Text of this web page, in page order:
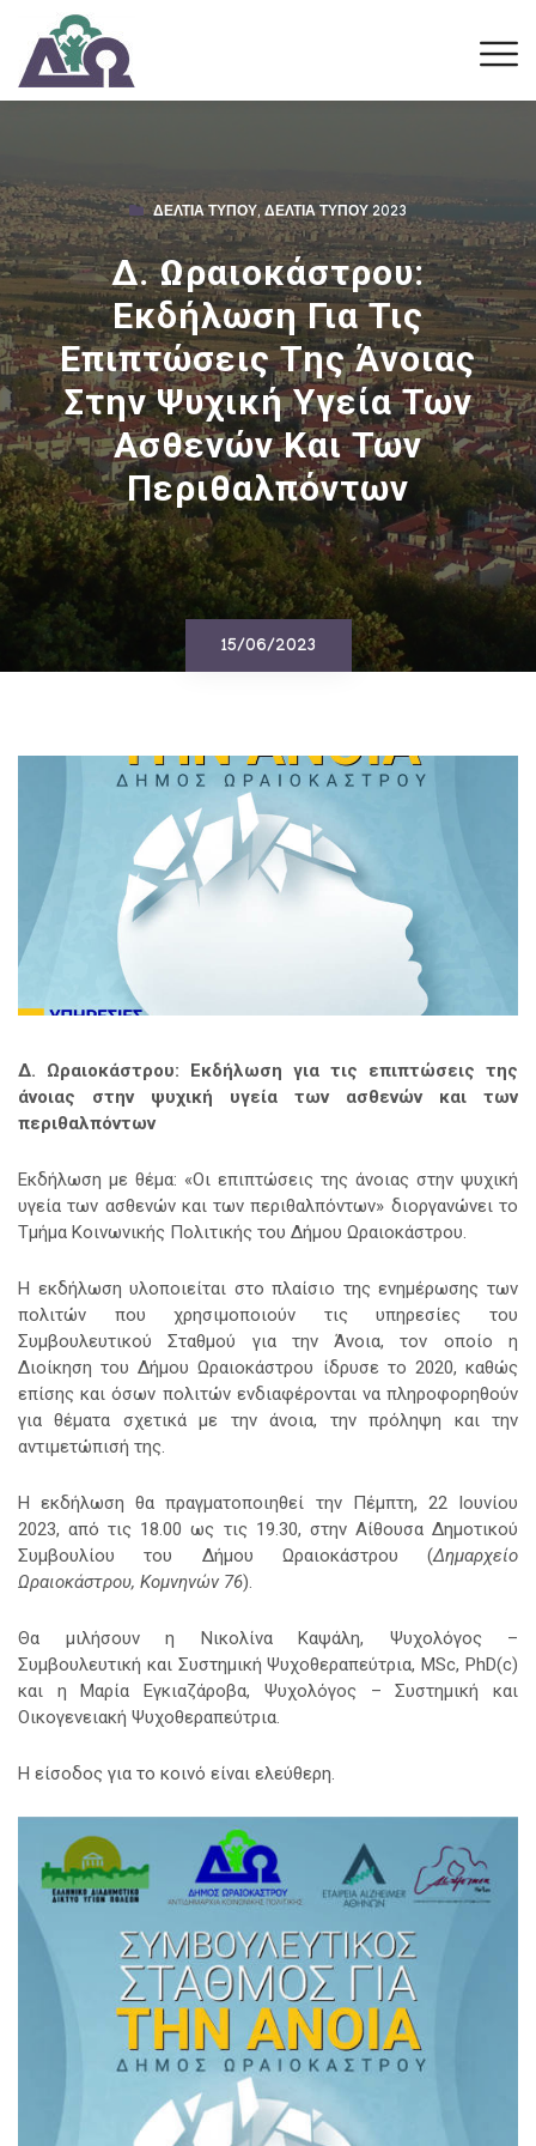
ΔΕΛΤΊΑ ΤΎΠΟΥ, ΔΕΛΤΊΑ ΤΎΠΟΥ 2023
Δ. Ωραιοκάστρου:
Εκδήλωση Για Τις
Επιπτώσεις Της Άνοιας
Στην Ψυχική Υγεία Των
Ασθενών Και Των
Περιθαλπόντων
15/06/2023
Δ. Ωραιοκάστρου: Εκδήλωση για τις επιπτώσεις της
άνοιας στην ψυχική υγεία των ασθενών και των
περιθαλπόντων
Εκδήλωση με θέμα: «Οι επιπτώσεις της άνοιας στην ψυχική
υγεία των ασθενών και των περιθαλπόντων» διοργανώνει το
Τμήμα Κοινωνικής Πολιτικής του Δήμου Ωραιοκάστρου.
Η εκδήλωση υλοποιείται στο πλαίσιο της ενημέρωσης των
πολιτών που χρησιμοποιούν τις υπηρεσίες του
Συμβουλευτικού Σταθμού για την Άνοια, τον οποίο η
Διοίκηση του Δήμου Ωραιοκάστρου ίδρυσε το 2020, καθώς
επίσης και όσων πολιτών ενδιαφέρονται να πληροφορηθούν
για θέματα σχετικά με την άνοια, την πρόληψη και την
αντιμετώπισή της.
Η εκδήλωση θα πραγματοποιηθεί την Πέμπτη, 22 Ιουνίου
2023, από τις 18.00 ως τις 19.30, στην Αίθουσα Δημοτικού
Συμβουλίου του Δήμου Ωραιοκάστρου (Δημαρχείο
Ωραιοκάστρου, Κομνηνών 76).
Θα μιλήσουν η Νικολίνα Καψάλη, Ψυχολόγος –
Συμβουλευτική και Συστημική Ψυχοθεραπεύτρια, ΜSc, PhD(c)
και η Μαρία Εγκιαζάροβα, Ψυχολόγος – Συστημική και
Οικογενειακή Ψυχοθεραπεύτρια.
Η είσοδος για το κοινό είναι ελεύθερη.